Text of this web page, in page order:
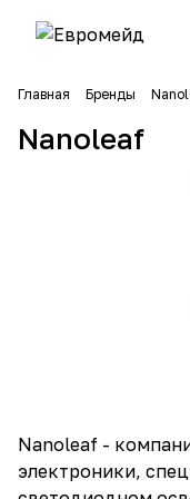
Главная Бренды
Nanoleaf
Nanoleaf -
электроники,